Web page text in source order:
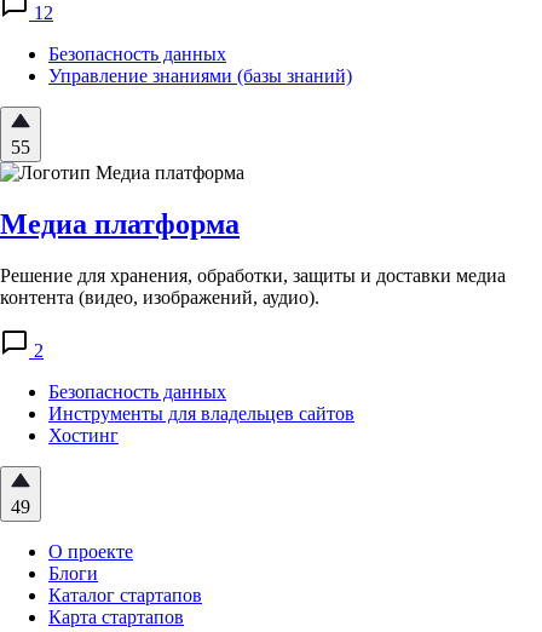
12
Безопасность данных
Управление знаниями (базы знаний)
55
Медиа платформа
Решение для хранения, обработки, защиты и доставки медиа
контента (видео, изображений, аудио).
2
Безопасность данных
Инструменты для владельцев сайтов
Хостинг
49
О проекте
Блоги
Каталог стартапов
Карта стартапов